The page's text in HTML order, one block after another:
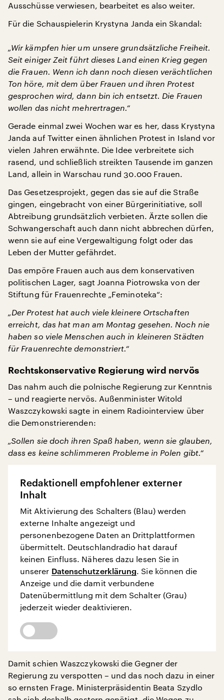
Ausschüsse verwiesen, bearbeitet es also weiter.
Für die Schauspielerin Krystyna Janda ein Skandal:
„Wir kämpfen hier um unsere grundsätzliche Freiheit.
Seit einiger Zeit führt dieses Land einen Krieg gegen
die Frauen. Wenn ich dann noch diesen verächtlichen
Ton höre, mit dem über Frauen und ihren Protest
gesprochen wird, dann bin ich entsetzt. Die Frauen
wollen das nicht mehrertragen.“
Gerade einmal zwei Wochen war es her, dass Krystyna
Janda auf Twitter einen ähnlichen Protest in Island vor
vielen Jahren erwähnte. Die Idee verbreitete sich
rasend, und schließlich streikten Tausende im ganzen
Land, allein in Warschau rund 30.000 Frauen.
Das Gesetzesprojekt, gegen das sie auf die Straße
gingen, eingebracht von einer Bürgerinitiative, soll
Abtreibung grundsätzlich verbieten. Ärzte sollen die
Schwangerschaft auch dann nicht abbrechen dürfen,
wenn sie auf eine Vergewaltigung folgt oder das
Leben der Mutter gefährdet.
Das empöre Frauen auch aus dem konservativen
politischen Lager, sagt Joanna Piotrowska von der
Stiftung für Frauenrechte „Feminoteka“:
„Der Protest hat auch viele kleinere Ortschaften
erreicht, das hat man am Montag gesehen. Noch nie
haben so viele Menschen auch in kleineren Städten
für Frauenrechte demonstriert.“
Rechtskonservative Regierung wird nervös
Das nahm auch die polnische Regierung zur Kenntnis
– und reagierte nervös. Außenminister Witold
Waszczykowski sagte in einem Radiointerview über
die Demonstrierenden:
„Sollen sie doch ihren Spaß haben, wenn sie glauben,
dass es keine schlimmeren Probleme in Polen gibt.“
Redaktionell empfohlener externer
Inhalt
Mit Aktivierung des Schalters (Blau) werden
externe Inhalte angezeigt und
personenbezogene Daten an Drittplattformen
übermittelt. Deutschlandradio hat darauf
keinen Einfluss. Näheres dazu lesen Sie in
unserer Datenschutzerklärung. Sie können die
Anzeige und die damit verbundene
Datenübermittlung mit dem Schalter (Grau)
jederzeit wieder deaktivieren.
Damit schien Waszczykowski die Gegner der
Regierung zu verspotten – und das noch dazu in einer
so ernsten Frage. Ministerpräsidentin Beata Szydlo